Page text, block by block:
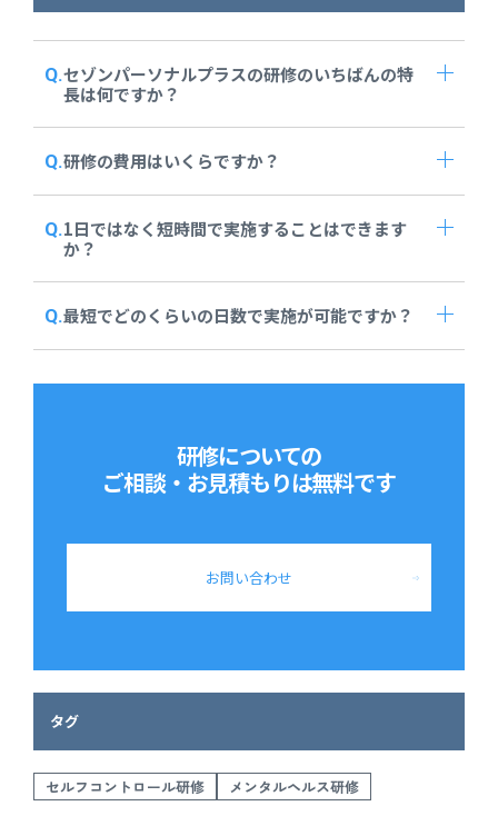
セゾンパーソナルプラスの研修のいちばんの特
長は何ですか？
研修の費用はいくらですか？
1日ではなく短時間で実施することはできます
か？
最短でどのくらいの日数で実施が可能ですか？
研修についての
ご相談・お見積もりは無料です
お問い合わせ
タグ
セルフコントロール研修 メンタルヘルス研修